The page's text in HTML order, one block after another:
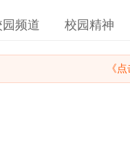
园频道 校园精神
《